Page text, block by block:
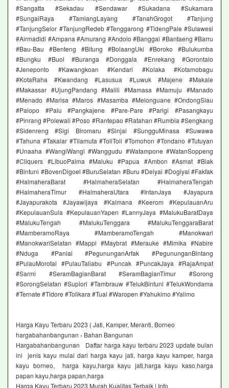
#Sangatta #Sekadau #Sendawar #Sukadana #Sukamara
#SungaiRaya #TamiangLayang #TanahGrogot #Tanjung
#TanjungSelor #TanjungRedeb #Tenggarong #TidengPale #Sulawesi
#Airmadidi #Ampana #Amurang #Andolo #Banggai #Bantaeng #Barru
#Bau-Bau #Benteng #Bitung #BolaangUki #Boroko #Bulukumba
#Bungku #Buol #Buranga #Donggala #Enrekang #Gorontalo
#Jeneponto #Kawangkoan #Kendari #Kolaka #Kotamobagu
#KotaRaha #Kwandang #Lasusua #Luwuk #Majene #Makale
#Makassar #UjungPandang #Malili #Mamasa #Mamuju #Manado
#Menado #Marisa #Maros #Masamba #Melonguane #OndongSiau
#Palopo #Palu #Pangkajene #Pare-Pare #Parigi #Pasangkayu
#Pinrang #Polewali #Poso #Rantepao #Ratahan #Rumbia #Sengkang
#Sidenreng #Sigi Biromaru #Sinjai #SungguMinasa #Suwawa
#Tahuna #Takalar #Tilamuta #ToliToli #Tomohon #Tondano #Tutuyan
#Unaaha #WangiWangi #Wanggudu #Watampone #WatanSoppeng
#Cliquers #LibuoPalma #Maluku #Papua #Ambon #Asmat #Biak
#Bintuni #BovenDigoel #BuruSelatan #Buru #Deiyai #Dogiyai #Fakfak
#HalmaheraBarat #HalmaheraSelatan #HalmaheraTengah
#HalmaheraTimur #HalmaheraUtara #IntanJaya #Jayapura
#Jayapurakota #Jayawijaya #Kaimana #Keerom #KepulauanAru
#KepulauanSula #KepulauanYapen #LannyJaya #MalukuBaratDaya
#MalukuTengah #MalukuTenggara #MalukuTenggaraBarat
#MamberamoRaya #MamberamoTengah #Manokwari
#ManokwariSelatan #Mappi #Maybrat #Merauke #Mimika #Nabire
#Nduga #Paniai #PegununganArfak #PegununganBintang
#PulauMorotai #PulauTaliabu #Puncak #PuncakJaya #RajaAmpat
#Sarmi #SeramBagianBarat #SeramBagianTimur #Sorong
#SorongSelatan #Supiori #Tambrauw #TelukBintuni #TelukWondama
#Ternate #Tidore #Tolikara #Tual #Waropen #Yahukimo #Yalimo
Harga Kayu Terbaru 2023 ( Jati, Kamper, Meranti, Borneo
hargabahanbangunan › Bahan Bangunan
Hargabahanbangunan Daftar harga kayu terbaru 2023 update bulan
ini jenis kayu mulai dari harga kayu jati, harga kayu kamper, harga
kayu borneo, harga kayu,harga kayu jati,harga kayu kaso,harga
papan kayu,harga papan,harga
Harga Kayu Terbaru 2023 Murah Kualitas Terbaik | Info